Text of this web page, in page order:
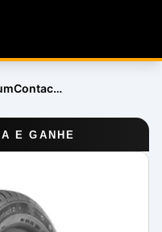
ContiPremiumContact 2
E GANHE